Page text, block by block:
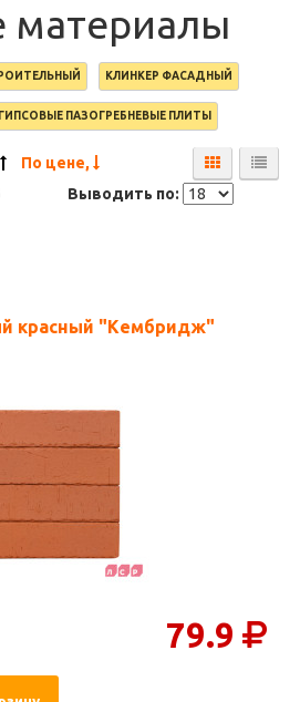
материалы
КЛИНКЕР ФАСАДНЫЙ
ГИПСОВЫЕ ПАЗОГРЕБНЕВЫЕ ПЛИТЫ
По цене,
Выводить по:
красный "Кембридж"
79.9